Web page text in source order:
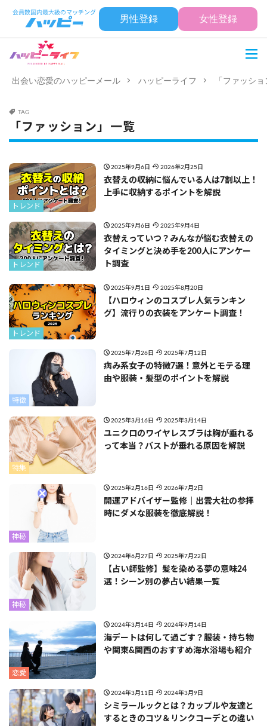
男性登録 女性登録
出会い恋愛のハッピーメール ハッピーライフ 「ファッシ
TAG
「ファッション」一覧
トレンド
2025年9月6日 2026年2月25日
衣替えの収納に悩んでいる人は7割以上！
上手に収納するポイントを解説
トレンド
2025年9月6日 2025年9月4日
衣替えっていつ？みんなが悩む衣替えの
タイミングと決め手を200人にアンケー
ト調査
トレンド
2025年9月1日 2025年8月20日
【ハロウィンのコスプレ人気ランキン
グ】流行りの衣装をアンケート調査！
特徴
2025年7月26日 2025年7月12日
病み系女子の特徴7選！意外とモテる理
由や服装・髪型のポイントを解説
特集
2025年3月16日 2025年3月14日
ユニクロのワイヤレスブラは胸が垂れる
って本当？バストが垂れる原因を解説
神秘
2025年2月16日 2026年7月2日
開運アドバイザー監修｜出雲大社の参拝
時にダメな服装を徹底解説！
神秘
2024年6月27日 2025年7月22日
【占い師監修】髪を染める夢の意味24
選！シーン別の夢占い結果一覧
恋愛
2024年3月14日 2024年9月14日
海デートは何して過ごす？服装・持ち物
や関東&関西のおすすめ海水浴場も紹介
2024年3月11日 2024年3月9日
シミラールックとは？カップルや友達と
するときのコツ＆リンクコーデとの違い